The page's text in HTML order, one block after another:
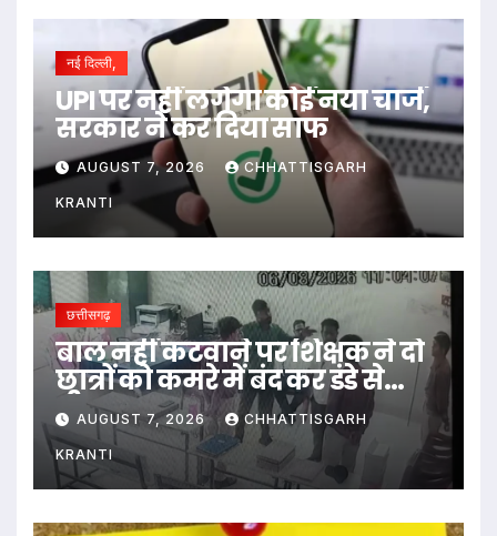
नई दिल्ली,
UPI पर नहीं लगेगा कोई नया चार्ज,
सरकार ने कर दिया साफ
AUGUST 7, 2026 CHHATTISGARH
KRANTI
छत्तीसगढ़
बाल नहीं कटवाने पर शिक्षक ने दो
छात्रों को कमरे में बंद कर डंडे से
पीटा…
AUGUST 7, 2026 CHHATTISGARH
KRANTI